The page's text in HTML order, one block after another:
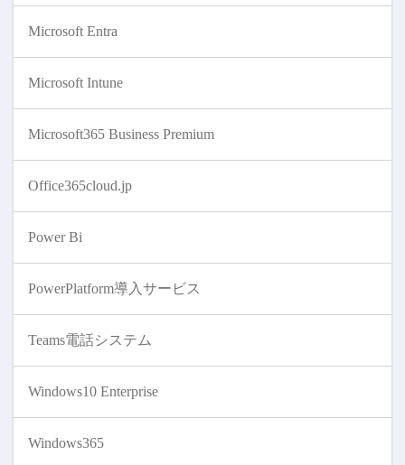
Microsoft Entra
Microsoft Intune
Microsoft365 Business Premium
Office365cloud.jp
Power Bi
PowerPlatform導入サービス
Teams電話システム
Windows10 Enterprise
Windows365